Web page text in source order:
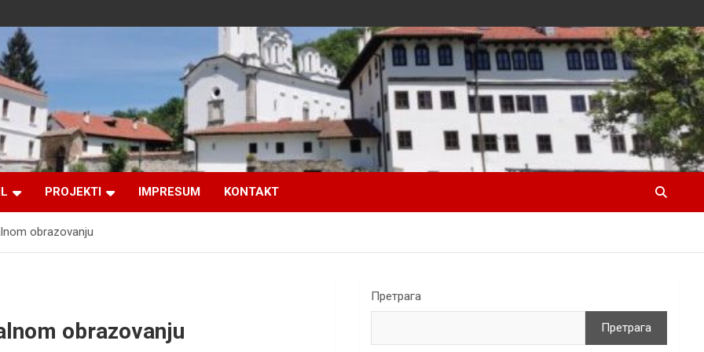
PROJEKTI IMPRESUM KONTAKT
obrazovanju
obrazovanju
Претрага
Претрага